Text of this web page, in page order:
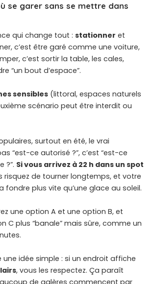
se garer sans se mettre dans
qui change tout : stationner et
c’est être garé comme une voiture,
c’est sortir la table, les cales,
“un bout d’espace”.
sensibles (littoral, espaces naturels
scénario peut être interdit ou
surtout en été, le vrai
“est-ce autorisé ?”, c’est “est-ce
?”. Si vous arrivez à 22 h dans un spot
risquez de tourner longtemps, et votre
fondre plus vite qu’une glace au soleil.
une option A et une option B, et
C plus “banale” mais sûre, comme un
une idée simple : si un endroit affiche
, vous les respectez. Ça paraît
de galères commencent par